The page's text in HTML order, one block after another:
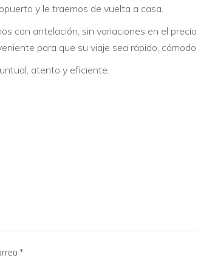
y le traemos de vuelta a casa.
con antelación, sin variaciones en el
para que su viaje sea rápido, cómodo
atento y eficiente.